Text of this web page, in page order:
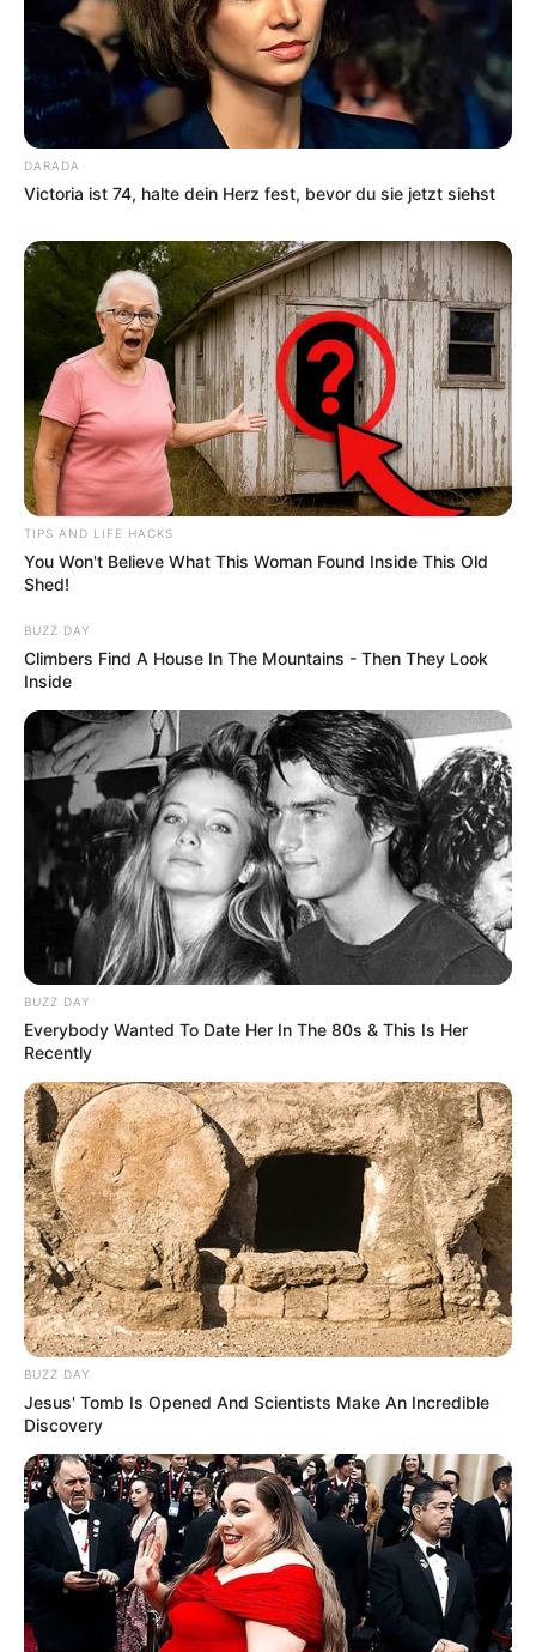
weitere Kalauer
Quermania folgen: Impressum & Kontakt
Smartphone Startseite
Suchen:
Auf einigen Seiten dieses Projektes sind Affiliate-
Angebote integriert. Wenn etwas darüber gebucht oder
gekauft wird, ist das eine Unterstützung, ohne dass sich
dadurch der Preis ändert.
DARADA
Victoria ist 74, halte dein Herz fest, bevor du sie jetzt siehst
TIPS AND LIFE HACKS
You Won't Believe What This Woman Found Inside This Old
Shed!
BUZZ DAY
Climbers Find A House In The Mountains - Then They Look
Inside
BUZZ DAY
Everybody Wanted To Date Her In The 80s & This Is Her
Recently
BUZZ DAY
Jesus' Tomb Is Opened And Scientists Make An Incredible
Discovery